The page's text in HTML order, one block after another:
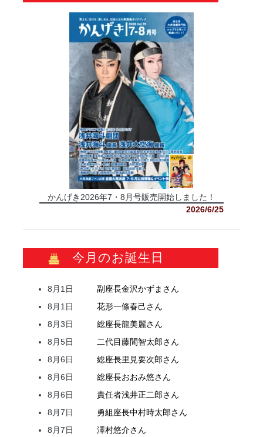
かんげき2026年7・8月号販売開始しました！
2026/6/25
今月のお誕生日
8月1日 副座長金沢かずま さん
8月1日
花形一條春己さん
8月3日
総座長龍美麗さん
8月5日
二代目藤間智太郎さん
8月6日
総座長里見要次郎さん
8月6日
総座長おおみ悠さん
8月6日
責任者浅井正二郎さん
8月7日
勇組座長中村時太郎さん
8月7日
澤村悠介さん